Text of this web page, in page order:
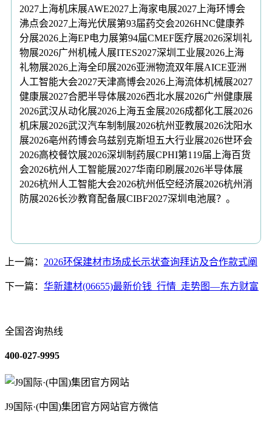
2027上海机床展AWE2027上海家电展2027上海环博会
沸点会2027上海光伏展第93届药交会2026HNC健康养
分展2026上海EP电力展第94届CMEF医疗展2026深圳礼
物展2026广州机械人展ITES2027深圳工业展2026上海
礼物展2026上海全印展2026亚洲物流双年展AICE亚洲
人工智能大会2027天津高博会2026上海流体机械展2027
健康展2027合肥半导体展2026西北水展2026广州健康展
2026武汉从动化展2026上海五金展2026成都化工展2026
机床展2026武汉汽车制制展2026杭州亚教展2026沈阳水
展2026亳州药博会乌兹别克斯坦五大行业展2026世环会
2026高校餐饮展2026深圳制药展CPHI第119届上海百货
会2026杭州人工智能展2027华南印刷展2026半导体展
2026杭州人工智能大会2026杭州低空经济展2026杭州消
防展2026长沙教育配备展CIBF2027深圳电池展？。
上一篇： 2026环保建材市场成长示状查询拜访及合作款式阐
下一篇： 华新建材(06655)最新价钱_行情_走势图—东方财富
全国咨询热线
400-027-9995
J9国际·(中国)集团官方网站官方微信